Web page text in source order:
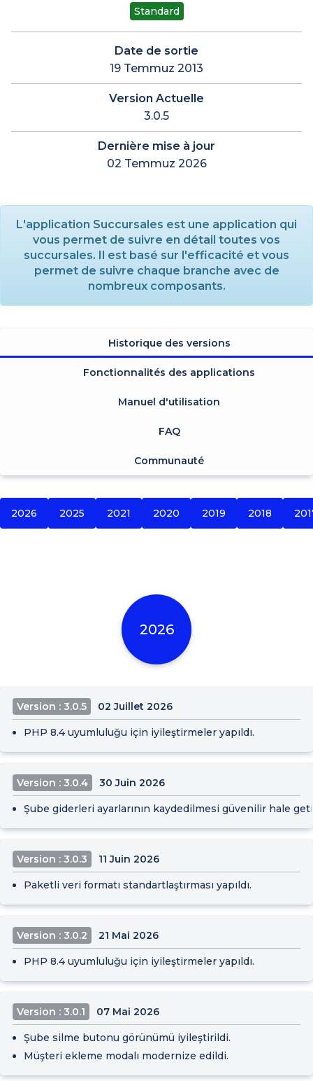
Standard
Date de sortie
19 Temmuz 2013
Version Actuelle
3.0.5
Dernière mise à jour
02 Temmuz 2026
L'application Succursales est une application qui
vous permet de suivre en détail toutes vos
succursales. Il est basé sur l'efficacité et vous
permet de suivre chaque branche avec de
nombreux composants.
Historique des versions
Fonctionnalités des applications
Manuel d'utilisation
FAQ
Communauté
2026 2025 2021 2020 2019 2018
2026
Version : 3.0.5 02 Juillet 2026
PHP 8.4 uyumluluğu için iyileştirmeler yapıldı.
Version : 3.0.4 30 Juin 2026
Şube giderleri ayarlarının kaydedilmesi güvenilir hale
Version : 3.0.3 11 Juin 2026
Paketli veri formatı standartlaştırması yapıldı.
Version : 3.0.2 21 Mai 2026
PHP 8.4 uyumluluğu için iyileştirmeler yapıldı.
Version : 3.0.1 07 Mai 2026
Şube silme butonu görünümü iyileştirildi.
Müşteri ekleme modalı modernize edildi.